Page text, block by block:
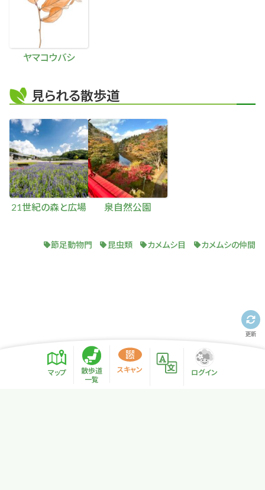
ヤマコウバシ
見られる散歩道
21世紀の森と広場 泉自然公園
節足動物門 昆虫類 カメムシ目 カメムシの仲間
更新
マップ
散歩道
一覧
スキャン ログイン